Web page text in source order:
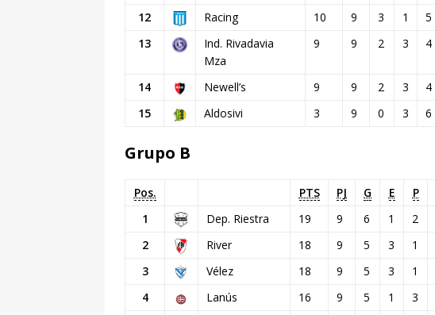
12
Racing 10 9 3 1 5
13
Ind. Rivadavia
Mza
9 9 2 3 4
14 Newell’s 9 9 2 3 4
15
Aldosivi 3 9 0 3 6
Grupo B
Pos. PTS PJ G E P
1
Dep. Riestra 19 9 6 1 2
2
River 18 9 5 3 1
3
Vélez 18 9 5 3 1
4
Lanús 16 9 5 1 3